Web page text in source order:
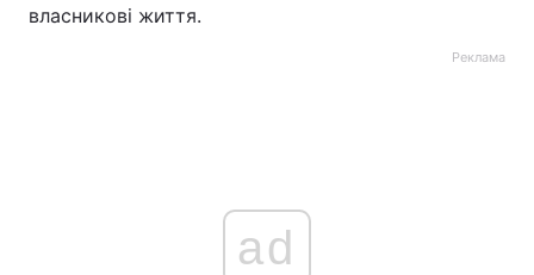
власникові життя.
Реклама
ad